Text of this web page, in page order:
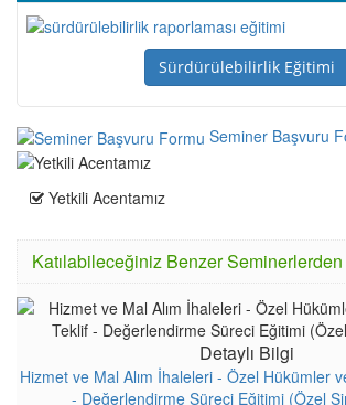
Sürdürülebilirlik Eğitimi
Seminer Başvuru
Yetkili Acentamız
Katılabileceğiniz Benzer Seminerlerden
Detaylı Bilgi
Hizmet ve Mal Alım İhaleleri - Özel Hükümler
- Değerlendirme Süreci Eğitimi (Özel